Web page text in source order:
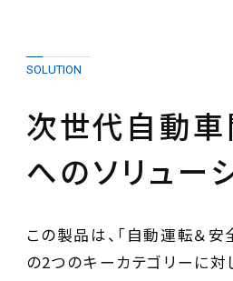
SOLUTION
次世代自動
へのソリュー
この製品は、「自動運転＆安
の2つのキーカテゴリーに対